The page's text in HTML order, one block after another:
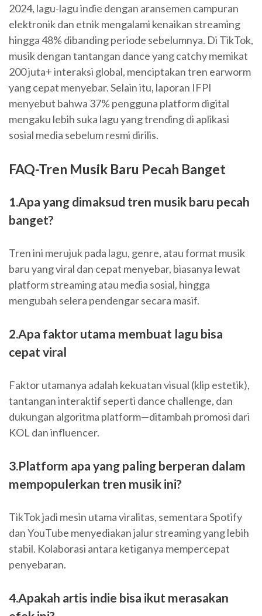
2024, lagu-lagu indie dengan aransemen campuran
elektronik dan etnik mengalami kenaikan streaming
hingga 48% dibanding periode sebelumnya. Di TikTok,
musik dengan tantangan dance yang catchy memikat
200 juta+ interaksi global, menciptakan tren earworm
yang cepat menyebar. Selain itu, laporan IFPI
menyebut bahwa 37% pengguna platform digital
mengaku lebih suka lagu yang trending di aplikasi
sosial media sebelum resmi dirilis.
FAQ-Tren Musik Baru Pecah Banget
1.Apa yang dimaksud tren musik baru pecah
banget?
Tren ini merujuk pada lagu, genre, atau format musik
baru yang viral dan cepat menyebar, biasanya lewat
platform streaming atau media sosial, hingga
mengubah selera pendengar secara masif.
2.Apa faktor utama membuat lagu bisa
cepat viral
Faktor utamanya adalah kekuatan visual (klip estetik),
tantangan interaktif seperti dance challenge, dan
dukungan algoritma platform—ditambah promosi dari
KOL dan influencer.
3.Platform apa yang paling berperan dalam
mempopulerkan tren musik ini?
TikTok jadi mesin utama viralitas, sementara Spotify
dan YouTube menyediakan jalur streaming yang lebih
stabil. Kolaborasi antara ketiganya mempercepat
penyebaran.
4.Apakah artis indie bisa ikut merasakan